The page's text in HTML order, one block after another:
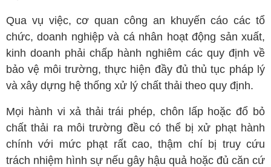
Qua vụ việc, cơ quan công an khuyến cáo các tổ
chức, doanh nghiệp và cá nhân hoạt động sản xuất,
kinh doanh phải chấp hành nghiêm các quy định về
bảo vệ môi trường, thực hiện đầy đủ thủ tục pháp lý
và xây dựng hệ thống xử lý chất thải theo quy định.
Mọi hành vi xả thải trái phép, chôn lấp hoặc đổ bỏ
chất thải ra môi trường đều có thể bị xử phạt hành
chính với mức phạt rất cao, thậm chí bị truy cứu
trách nhiệm hình sự nếu gây hậu quả hoặc đủ căn cứ